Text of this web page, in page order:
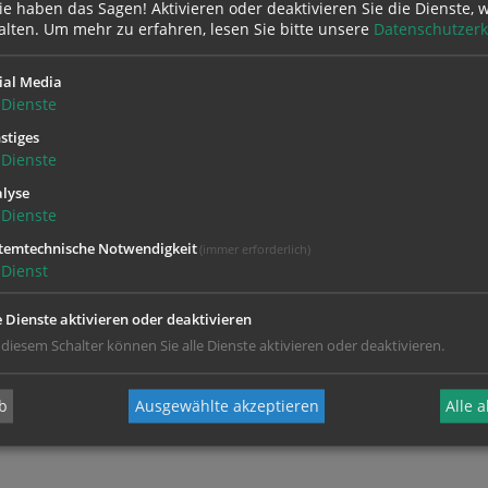
aus der Pfarrbevölkerung standen allein im Jahr 2008
der Fonds rund 40 Menschen zu Gute. Ehrenfellner
sehr wohl aber Lücken im sozialen Netz schließen.
unermüdlich im Einsatz für die Armen. Der Seelsorger
in seinem Büro erreichbar. Die Menschen
für ihre Anliegen hat und sie nicht im Stich lässt.
haben das Sagen! Aktivieren oder deaktivieren Sie die Dienste,
Um mehr zu erfahren, lesen Sie bitte unsere
Media
Dienste
Dienste
Dienste
Notwendigkeit (immer erforderlich)
Dienst
Dienste aktivieren oder deaktivieren
Schalter können Sie alle Dienste aktivieren oder deaktivieren.
Ausgewählte akzeptieren Alle